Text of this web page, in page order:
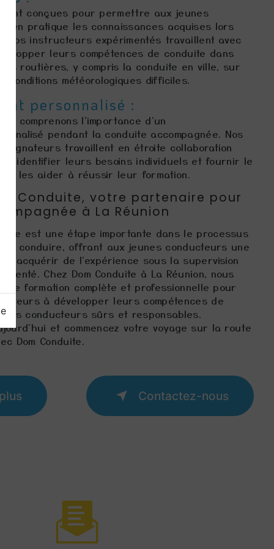
sont conçues pour permettre aux jeunes
en pratique les connaissances acquises lors
Nos instructeurs expérimentés travaillent avec
leurs compétences de conduite dans
routières, y compris la conduite en ville, sur
conditions météorologiques difficiles.
personnalisé :
comprenons l'importance d'un
pendant la conduite accompagnée. Nos
travaillent en étroite collaboration
identifier leurs besoins individuels et fournir le
les aider à réussir leur formation.
Conduite, votre partenaire pour
à La Réunion
est une étape importante dans le processus
de conduire, offrant aux jeunes conducteurs une
d'acquérir de l'expérience sous la supervision
Chez Dom Conduite à La Réunion, nous
formation complète et professionnelle pour
à développer leurs compétences de
conducteurs sûrs et responsables.
et commencez votre voyage sur la route
Dom Conduite.
Contactez-nous